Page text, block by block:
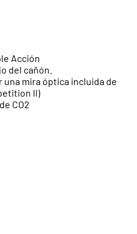
Acción
del cañón.
una mira óptica incluida de
II)
CO2